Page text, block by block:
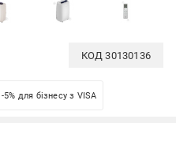
КОД30130136
-5% для бізнесу з VISA